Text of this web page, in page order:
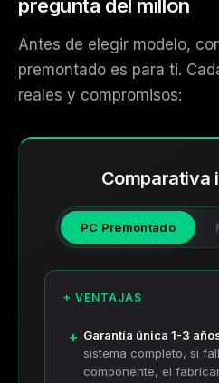
pregunta del millón
Antes de elegir modelo,
premontado es para ti.
reales y compromisos:
Comparativa
PC Premontado
+ VENTAJAS
Garantía única 1-3
sistema completo, si
componente, el